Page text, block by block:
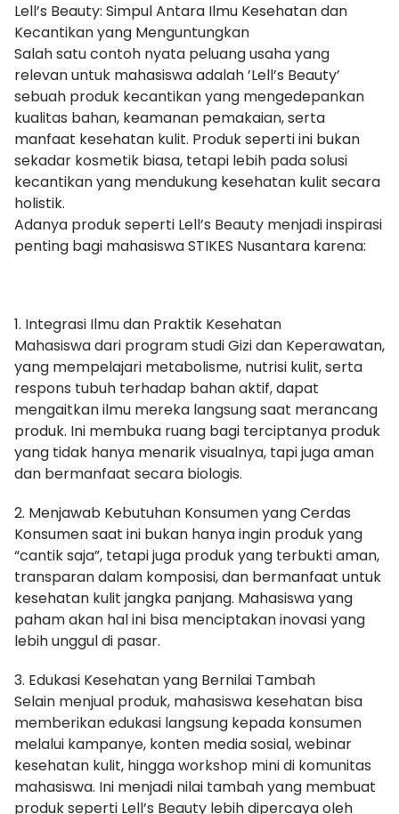
Lell’s Beauty: Simpul Antara Ilmu Kesehatan dan
Kecantikan yang Menguntungkan
Salah satu contoh nyata peluang usaha yang
relevan untuk mahasiswa adalah ’Lell’s Beauty’
sebuah produk kecantikan yang mengedepankan
kualitas bahan, keamanan pemakaian, serta
manfaat kesehatan kulit. Produk seperti ini bukan
sekadar kosmetik biasa, tetapi lebih pada solusi
kecantikan yang mendukung kesehatan kulit secara
holistik.
Adanya produk seperti Lell’s Beauty menjadi inspirasi
penting bagi mahasiswa STIKES Nusantara karena:
1. Integrasi Ilmu dan Praktik Kesehatan
Mahasiswa dari program studi Gizi dan Keperawatan,
yang mempelajari metabolisme, nutrisi kulit, serta
respons tubuh terhadap bahan aktif, dapat
mengaitkan ilmu mereka langsung saat merancang
produk. Ini membuka ruang bagi terciptanya produk
yang tidak hanya menarik visualnya, tapi juga aman
dan bermanfaat secara biologis.
2. Menjawab Kebutuhan Konsumen yang Cerdas
Konsumen saat ini bukan hanya ingin produk yang
“cantik saja”, tetapi juga produk yang terbukti aman,
transparan dalam komposisi, dan bermanfaat untuk
kesehatan kulit jangka panjang. Mahasiswa yang
paham akan hal ini bisa menciptakan inovasi yang
lebih unggul di pasar.
3. Edukasi Kesehatan yang Bernilai Tambah
Selain menjual produk, mahasiswa kesehatan bisa
memberikan edukasi langsung kepada konsumen
melalui kampanye, konten media sosial, webinar
kesehatan kulit, hingga workshop mini di komunitas
mahasiswa. Ini menjadi nilai tambah yang membuat
produk seperti Lell’s Beauty lebih dipercaya oleh